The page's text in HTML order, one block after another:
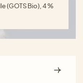
(GOTS Bio), 4 %